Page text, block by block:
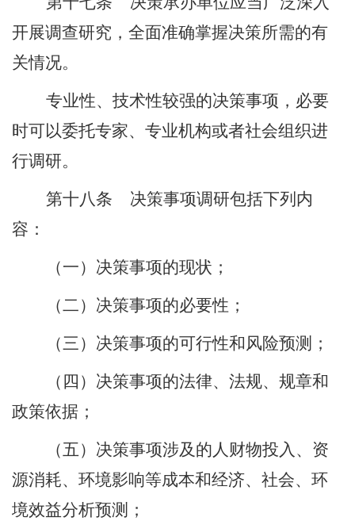
开展调查研究，全面准确掌握决策所需的有
关情况。
专业性、技术性较强的决策事项，必要
时可以委托专家、专业机构或者社会组织进
行调研。
第十八条
决策事项调研包括下列内
容：
（一）决策事项的现状；
（二）决策事项的必要性；
（三）决策事项的可行性和风险预测；
（四）决策事项的法律、法规、规章和
政策依据；
（五）决策事项涉及的人财物投入、资
源消耗、环境影响等成本和经济、社会、环
境效益分析预测；